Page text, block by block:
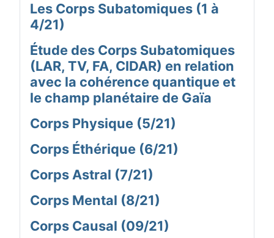
Les Corps Subatomiques (1 à
4/21)
Étude des Corps Subatomiques
(LAR, TV, FA, CIDAR) en relation
avec la cohérence quantique et
le champ planétaire de Gaïa
Corps Physique (5/21)
Corps Éthérique (6/21)
Corps Astral (7/21)
Corps Mental (8/21)
Corps Causal (09/21)